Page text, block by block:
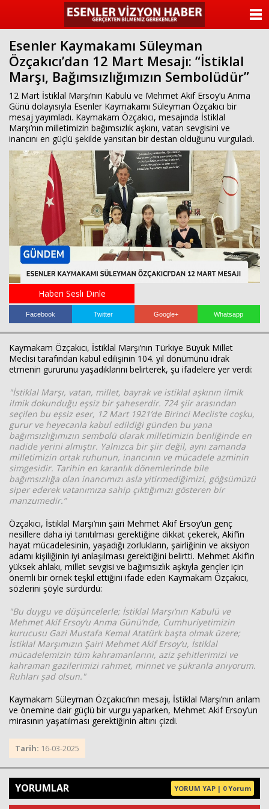
Esenler Kaymakamı Süleyman
Özçakıcı’dan 12 Mart Mesajı: “İstiklal
Marşı, Bağımsızlığımızın Sembolüdür”
12 Mart İstiklal Marşı’nın Kabulü ve Mehmet Akif Ersoy’u Anma
Günü dolayısıyla Esenler Kaymakamı Süleyman Özçakıcı bir
mesaj yayımladı. Kaymakam Özçakıcı, mesajında İstiklal
Marşı’nın milletimizin bağımsızlık aşkını, vatan sevgisini ve
inancını en güçlü şekilde yansıtan bir destan olduğunu vurguladı.
Haberi Sesli Dinle
Facebook Twitter Google+ Whatsapp
Kaymakam Özçakıcı, İstiklal Marşı’nın Türkiye Büyük Millet
Meclisi tarafından kabul edilişinin 104. yıl dönümünü idrak
etmenin gururunu yaşadıklarını belirterek, şu ifadelere yer verdi:
"İstiklal Marşı, vatan, millet, bayrak ve istiklal aşkının ilmik
ilmik dokunduğu eşsiz bir şaheserdir. 724 şiir arasından
seçilen bu eşsiz eser, 12 Mart 1921’de Birinci Meclis’te coşku,
gurur ve heyecanla kabul edildiği günden bu yana
bağımsızlığımızın sembolü olarak milletimizin benliğinde en
nadide yerini almıştır. Yalnızca bir şiir değil, aynı zamanda
milletimizin ortak ruhunun, inancının ve mücadele azminin
simgesidir. Tarihin en karanlık dönemlerinde bile
bağımsızlığa olan inancımızı asla yitirmediğimizi, göğsümüzü
siper ederek vatanımıza sahip çıktığımızı gösteren bir
manzumedir.”
Özçakıcı, İstiklal Marşı’nın şairi Mehmet Akif Ersoy’un genç
nesillere daha iyi tanıtılması gerektiğine dikkat çekerek, Akif’in
hayat mücadelesinin, yaşadığı zorlukların, şairliğinin ve aksiyon
adamı kişiliğinin iyi anlaşılması gerektiğini belirtti. Mehmet Akif’in
yüksek ahlakı, millet sevgisi ve bağımsızlık aşkıyla gençler için
önemli bir örnek teşkil ettiğini ifade eden Kaymakam Özçakıcı,
sözlerini şöyle sürdürdü:
"Bu duygu ve düşüncelerle; İstiklal Marşı’nın Kabulü ve
Mehmet Akif Ersoy’u Anma Günü’nde, Cumhuriyetimizin
kurucusu Gazi Mustafa Kemal Atatürk başta olmak üzere;
İstiklal Marşımızın Şairi Mehmet Akif Ersoy’u, İstiklal
mücadelemizin tüm kahramanlarını, aziz şehitlerimizi ve
kahraman gazilerimizi rahmet, minnet ve şükranla anıyorum.
Ruhları şad olsun."
Kaymakam Süleyman Özçakıcı’nın mesajı, İstiklal Marşı’nın anlam
ve önemine dair güçlü bir vurgu yaparken, Mehmet Akif Ersoy’un
mirasının yaşatılması gerektiğinin altını çizdi.
Tarih: 16-03-2025
YORUMLAR YORUM YAP | 0 Yorum
ANASAYFA
KATEGORİLER
YAZARLAR
ANKETLER
FOTO GALERİ
VİDEO GALERİ
KÜNYE
İLETİŞİM